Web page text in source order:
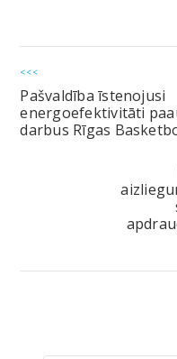
<<<
Pašvaldība īstenojusi
energoefektivitāti
darbus Rīgas